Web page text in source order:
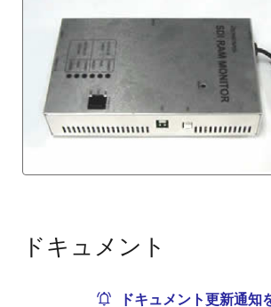
ドキュメント
ドキュメント更新通知